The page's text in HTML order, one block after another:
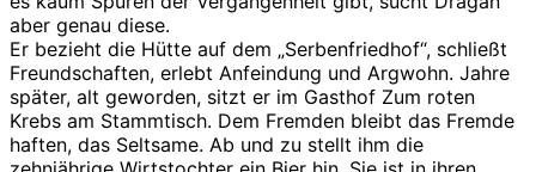
aber genau diese.
Er bezieht die Hütte auf dem „Serbenfriedhof“, schließt
Freundschaften, erlebt Anfeindung und Argwohn. Jahre
später, alt geworden, sitzt er im Gasthof Zum roten
Krebs am Stammtisch. Dem Fremden bleibt das Fremde
haften, das Seltsame. Ab und zu stellt ihm die